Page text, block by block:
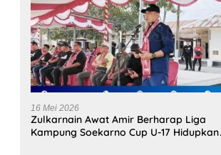
16 Mei 2026
Zulkarnain Awat Amir Berharap Liga
Kampung Soekarno Cup U-17 Hidupkan